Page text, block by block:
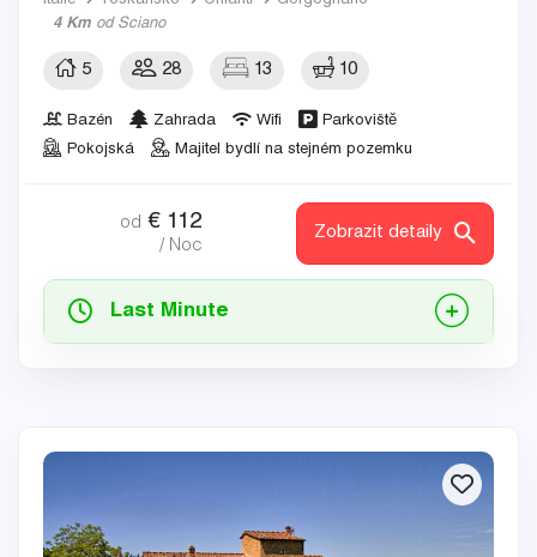
4 Km od Sciano
5 28 13 10
Bazén Zahrada Wifi
Parkoviště
Pokojská
Majitel bydlí na stejném pozemku
od € 112
/ Noc
Zobrazit detaily
Last Minute